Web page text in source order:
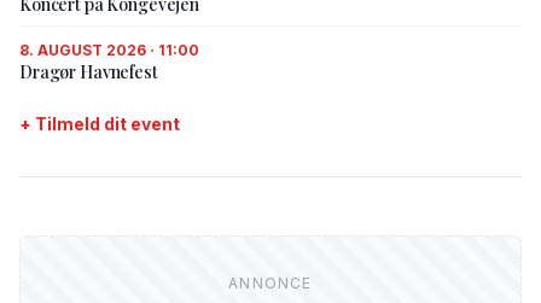
8. AUGUST 2026 · 11:00
Dragør Havnefest
+ Tilmeld dit event